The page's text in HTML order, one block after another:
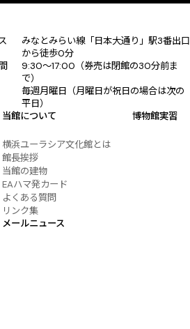
みなとみらい線「日本大通り」駅3番出口
から徒歩0分
9:30～17:00（券売は閉館の30分前ま
で）
毎週月曜日（月曜日が祝日の場合は次の
平日）
当館について
横浜ユーラシア文化館とは
館長挨拶
当館の建物
EAハマ発カード
よくある質問
リンク集
博物館実習
メールニュース